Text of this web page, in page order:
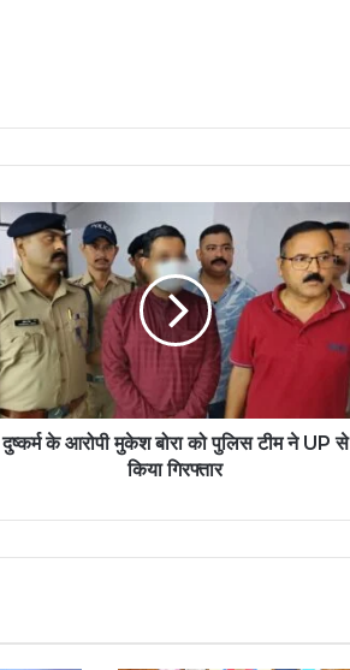
दुष्कर्म के आरोपी मुकेश बोरा को पुलिस टीम ने UP से
किया गिरफ्तार